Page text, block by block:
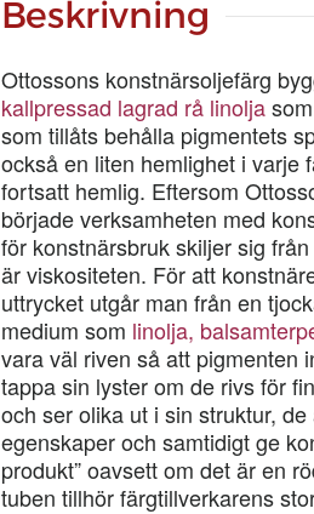
Beskrivning
Ottossons konstnärsoljefärg
kallpressad lagrad rå linoljasom
som tillåts behålla pigmentets
också en liten hemlighet i varje
fortsatt hemlig. Eftersom
började verksamheten med
för konstnärsbruk skiljer sig
är viskositeten. För att
uttrycket utgår man från en
medium som linolja,
vara väl riven så att pigmenten
tappa sin lyster om de rivs för
och ser olika ut i sin struktur,
egenskaper och samtidigt ge
produkt” oavsett om det är en
tuben tillhör färgtillverkarens